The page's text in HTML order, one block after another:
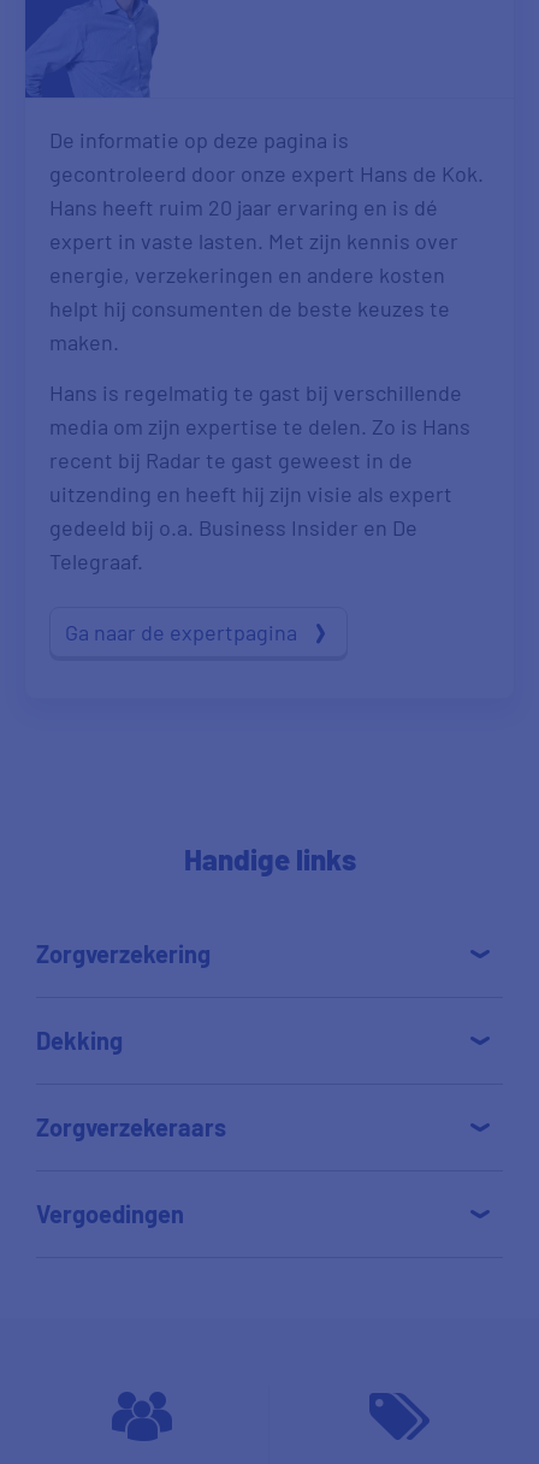
De informatie op deze pagina is
gecontroleerd door onze expert Hans de Kok.
Hans heeft ruim 20 jaar ervaring en is dé
expert in vaste lasten. Met zijn kennis over
energie, verzekeringen en andere kosten
helpt hij consumenten de beste keuzes te
maken.
Hans is regelmatig te gast bij verschillende
media om zijn expertise te delen. Zo is Hans
recent bij Radar te gast geweest in de
uitzending en heeft hij zijn visie als expert
gedeeld bij o.a. Business Insider en De
Telegraaf.
Ga naar de expertpagina
Handige links
Zorgverzekering
Dekking
Zorgverzekeraars
Vergoedingen